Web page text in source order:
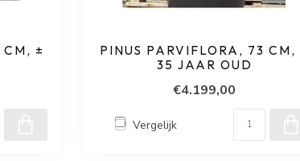
±
PINUS PARVIFLORA, 73 CM,
35 JAAR OUD
€4.199,00
Vergelijk